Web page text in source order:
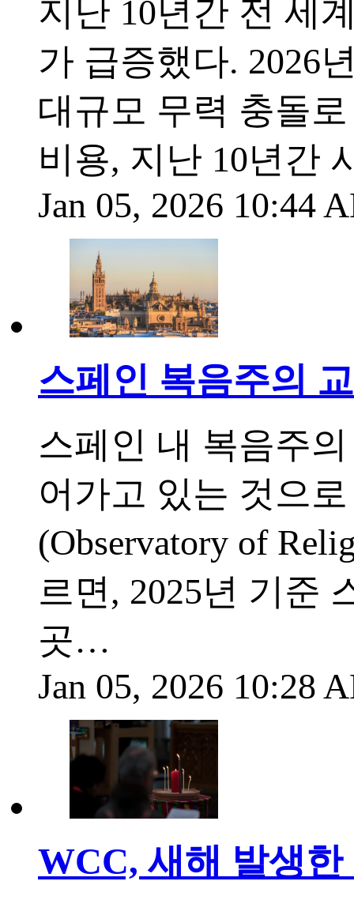
지난 10년간 전 세
가 급증했다. 2026
대규모 무력 충돌
비용, 지난 10년간
Jan 05, 2026 10:44
스페인 복음주의
스페인 내 복음주
어가고 있는 것으
(Observatory of
르면, 2025년 기준
곳…
Jan 05, 2026 10:28
WCC, 새해 발생